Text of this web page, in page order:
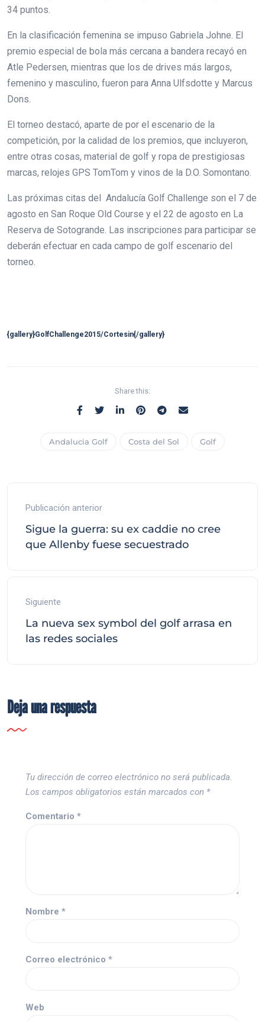
34 puntos.
En la clasificación femenina se impuso Gabriela Johne. El
premio especial de bola más cercana a bandera recayó en
Atle Pedersen, mientras que los de drives más largos,
femenino y masculino, fueron para Anna Ulfsdotte y Marcus
Dons.
El torneo destacó, aparte de por el escenario de la
competición, por la calidad de los premios, que incluyeron,
entre otras cosas, material de golf y ropa de prestigiosas
marcas, relojes GPS TomTom y vinos de la D.O. Somontano.
Las próximas citas del Andalucía Golf Challenge son el 7 de
agosto en San Roque Old Course y el 22 de agosto en La
Reserva de Sotogrande. Las inscripciones para participar se
deberán efectuar en cada campo de golf escenario del
torneo.
{gallery}GolfChallenge2015/Cortesin{/gallery}
Share this:
Andalucia Golf Costa del Sol Golf
Publicación anterior
Sigue la guerra: su ex caddie no cree
que Allenby fuese secuestrado
Siguiente
La nueva sex symbol del golf arrasa en
las redes sociales
Deja una respuesta
Tu dirección de correo electrónico no será publicada.
Los campos obligatorios están marcados con *
Comentario *
Nombre *
Correo electrónico *
Web